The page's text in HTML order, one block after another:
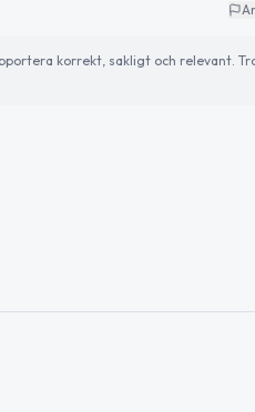
korrekt, sakligt och relevant.